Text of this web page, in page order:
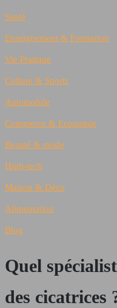
Santé
Enseignement & Formation
Vie Pratique
Culture & Sports
Automobile
Commerce & Economie
Beauté & mode
High-tech
Maison & Déco
Alimentation
Blog
Quel
des cicatrices